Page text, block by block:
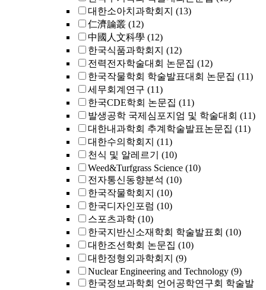
대한소아치과학회지 (13)
仁濟論叢 (12)
中國人文科學 (12)
한국식품과학회지 (12)
전력전자학술대회 논문집 (12)
한국작물학회 학술발표대회 논문집 (11)
세무회계연구 (11)
한국CDE학회 논문집 (11)
발생공학 국제심포지엄 및 학술대회 (11)
대한내과학회 추계학술발표논문집 (11)
대한수의학회지 (11)
천식 및 알레르기
(10)
Weed&Turfgrass Science (10)
전자통신동향분석 (10)
한국작물학회지 (10)
한국디자인포럼 (10)
스포츠과학 (10)
한국지반신소재학회 학술발표회 (10)
대한조선학회 논문집 (10)
대한정형외과학회지 (9)
Nuclear Engineering and Technology (9)
한국정보과학회 언어공학연구회 학술발